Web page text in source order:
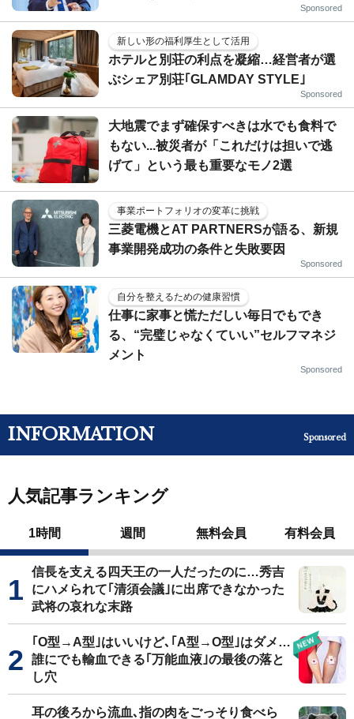
Sponsored
新しい形の福利厚生として活用
ホテルと別荘の利点を凝縮…経営者が選
ぶシェア別荘｢GLAMDAY STYLE｣
Sponsored
大地震でまず確保すべきは水でも食料で
もない...被災者が「これだけは担いで逃
げて」という最も重要なモノ2選
事業ポートフォリオの変革に挑戦
三菱電機とAT PARTNERSが語る、新規
事業開発成功の条件と失敗要因
Sponsored
自分を整えるための健康習慣
仕事に家事と慌ただしい毎日でもでき
る、“完璧じゃなくていい”セルフマネジ
メント
Sponsored
INFORMATION Sponsored
人気記事ランキング
1時間 週間 無料会員 有料会員
信長を支える四天王の一人だったのに…秀吉
にハメられて｢清須会議｣に出席できなかった
武将の哀れな末路
｢O型→A型｣はいいけど､｢A型→O型｣はダメ…
誰にでも輸血できる｢万能血液｣の最後の落と
し穴
耳の後ろから流血､指の肉をごっそり食べら